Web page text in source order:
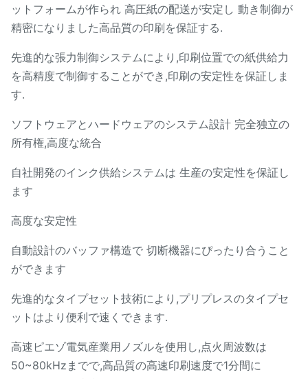
ットフォームが作られ 高圧紙の配送が安定し 動き制御が
精密になりました高品質の印刷を保証する.
先進的な張力制御システムにより,印刷位置での紙供給力
を高精度で制御することができ,印刷の安定性を保証しま
す.
ソフトウェアとハードウェアのシステム設計 完全独立の
所有権,高度な統合
自社開発のインク供給システムは 生産の安定性を保証し
ます
高度な安定性
自動設計のバッファ構造で 切断機器にぴったり合うこと
ができます
先進的なタイプセット技術により,プリプレスのタイプセ
ットはより便利で速くできます.
高速ピエゾ電気産業用ノズルを使用し,点火周波数は
50~80kHzまでで,高品質の高速印刷速度で1分間に